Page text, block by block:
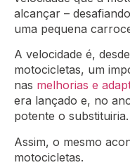
alcançar –
uma pequena
A velocidade é,
motocicletas, um
nas melhorias e
era lançado e, no
potente o substituiria.
Assim, o mesmo
motocicletas.